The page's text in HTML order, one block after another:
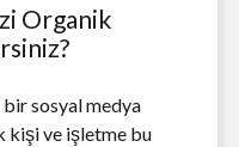
Organik
sosyal medya
kişi ve işletme bu